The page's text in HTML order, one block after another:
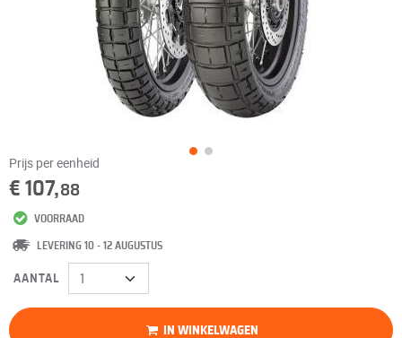
Prijs per eenheid
€ 107,88
VOORRAAD
LEVERING 10 - 12 AUGUSTUS
AANTAL
IN WINKELWAGEN